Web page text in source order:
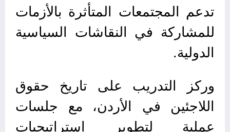
تدعم المجتمعات المتأثرة بالأزمات
للمشاركة في النقاشات السياسية
الدولية.
وركز التدريب على تاريخ حقوق
اللاجئين في الأردن، مع جلسات
عملية لتطوير استراتيجيات